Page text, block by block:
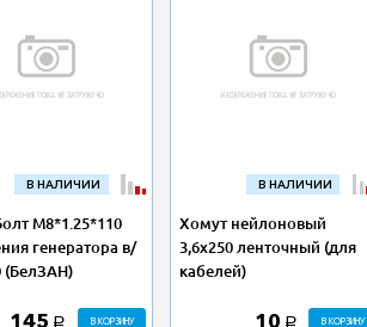
В НАЛИЧИИ
М8*1.25*110
генератора в/
(БелЗАН)
145 В КОРЗИНУ
В НАЛИЧИИ
Хомут нейлоновый
3,6х250 ленточный (для
кабелей)
10 В КОРЗИНУ